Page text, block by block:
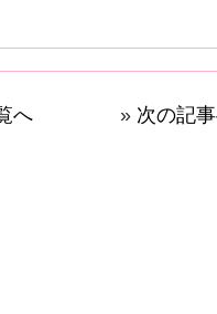
へ » 次の記